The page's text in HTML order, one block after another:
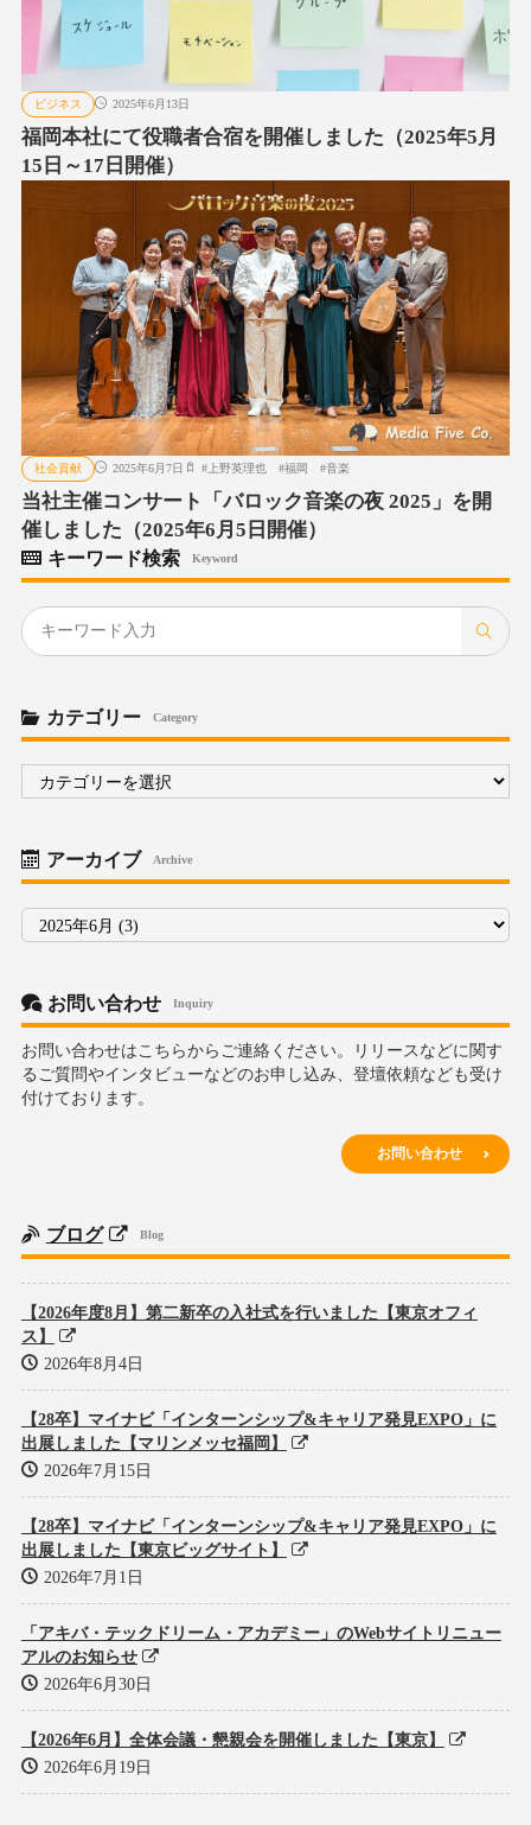
ビジネス 2025年6月13日
福岡本社にて役職者合宿を開催しました（2025年5月
15日～17日開催）
社会貢献 2025年6月7日 #上野英理也 #福岡 #音楽
当社主催コンサート「バロック音楽の夜 2025」を開
催しました（2025年6月5日開催）
キーワード検索 Keyword
カテゴリー Category
カ
ゴ
アーカイブ Archive
ア
カ
お問い合わせ Inquiry
お問い合わせはこちらからご連絡ください。リリースなどに関す
るご質問やインタビューなどのお申し込み、登壇依頼なども受け
付けております。
お問い合わせ
ブログ Blog
【2026年度8月】第二新卒の入社式を行いました【東京オフィ
ス】
2026年8月4日
【28卒】マイナビ「インターンシップ&キャリア発見EXPO」に
出展しました【マリンメッセ福岡】
2026年7月15日
【28卒】マイナビ「インターンシップ&キャリア発見EXPO」に
出展しました【東京ビッグサイト】
2026年7月1日
「アキバ・テックドリーム・アカデミー」のWebサイトリニュー
アルのお知らせ
2026年6月30日
【2026年6月】全体会議・懇親会を開催しました【東京】
2026年6月19日